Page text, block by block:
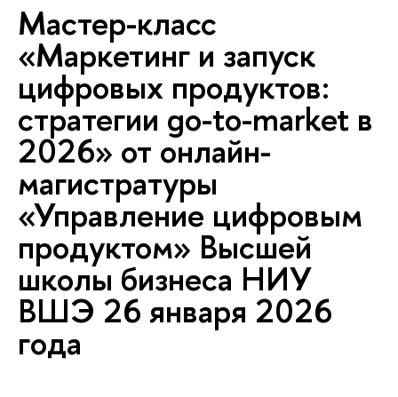
Мастер-класс
«Маркетинг и запуск
цифровых продуктов:
стратегии go-to-market
2026» от онлайн-
магистратуры
«Управление цифровым
продуктом» Высшей
школы бизнеса НИУ
ШЭ 26 января 2026
ода